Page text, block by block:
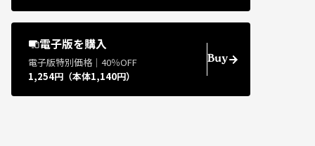
電子版を購入
電子版特別価格｜40％OFF
1,254円（本体1,140円）
Buy